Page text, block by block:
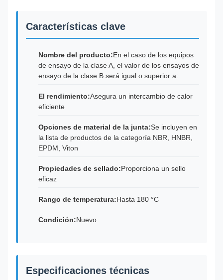
Características clave
Nombre del producto:En el caso de los equipos
de ensayo de la clase A, el valor de los ensayos de
ensayo de la clase B será igual o superior a:
El rendimiento:Asegura un intercambio de calor
eficiente
Opciones de material de la junta:Se incluyen en
la lista de productos de la categoría NBR, HNBR,
EPDM, Viton
Propiedades de sellado:Proporciona un sello
eficaz
Rango de temperatura:Hasta 180 °C
Condición:Nuevo
Especificaciones técnicas